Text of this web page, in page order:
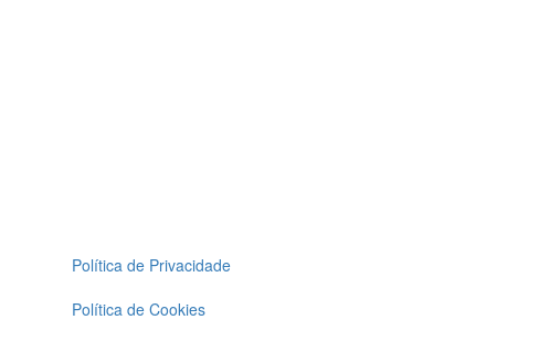
Política de Privacidade
Política de Cookies